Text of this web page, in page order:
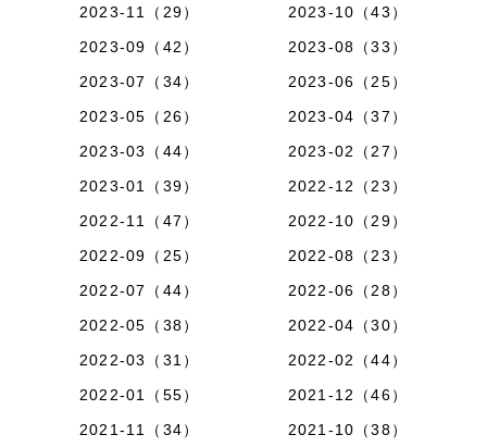
2023-11（29）
2023-10（43）
2023-09（42）
2023-08（33）
2023-07（34）
2023-06（25）
2023-05（26）
2023-04（37）
2023-03（44）
2023-02（27）
2023-01（39）
2022-12（23）
2022-11（47）
2022-10（29）
2022-09（25）
2022-08（23）
2022-07（44）
2022-06（28）
2022-05（38）
2022-04（30）
2022-03（31）
2022-02（44）
2022-01（55）
2021-12（46）
2021-11（34）
2021-10（38）